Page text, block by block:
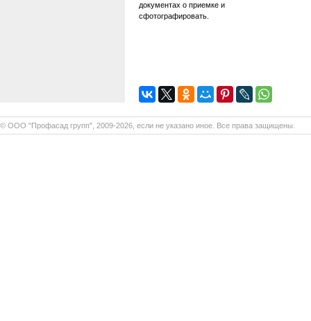
документах о приемке и
сфотографировать.
© ООО "Профасад групп", 2009-2026, если не указано иное. Все права защищены.